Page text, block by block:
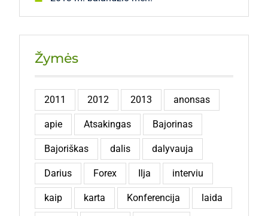
Žymės
2011 2012 2013 anonsas
apie Atsakingas Bajorinas
Bajoriškas dalis dalyvauja
Darius Forex Ilja interviu
kaip karta Konferencija laida